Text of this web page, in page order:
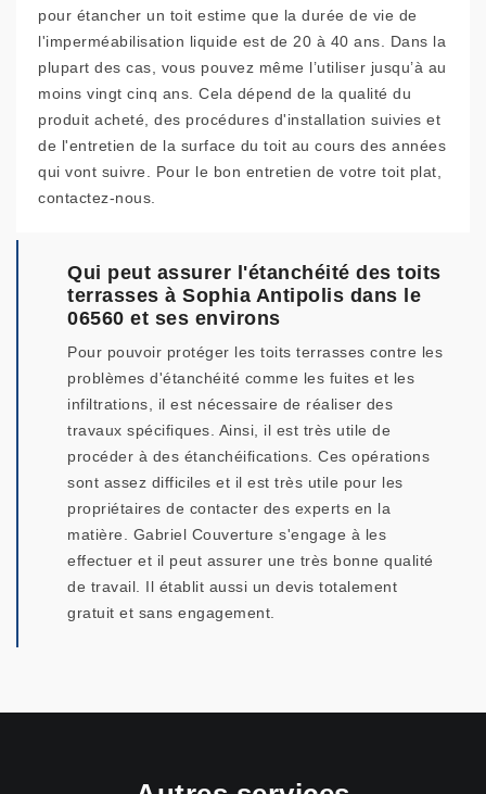
pour étancher un toit estime que la durée de vie de
l'imperméabilisation liquide est de 20 à 40 ans. Dans la
plupart des cas, vous pouvez même l’utiliser jusqu’à au
moins vingt cinq ans. Cela dépend de la qualité du
produit acheté, des procédures d'installation suivies et
de l'entretien de la surface du toit au cours des années
qui vont suivre. Pour le bon entretien de votre toit plat,
contactez-nous.
Qui peut assurer l'étanchéité des toits
terrasses à Sophia Antipolis dans le
06560 et ses environs
Pour pouvoir protéger les toits terrasses contre les
problèmes d'étanchéité comme les fuites et les
infiltrations, il est nécessaire de réaliser des
travaux spécifiques. Ainsi, il est très utile de
procéder à des étanchéifications. Ces opérations
sont assez difficiles et il est très utile pour les
propriétaires de contacter des experts en la
matière. Gabriel Couverture s'engage à les
effectuer et il peut assurer une très bonne qualité
de travail. Il établit aussi un devis totalement
gratuit et sans engagement.